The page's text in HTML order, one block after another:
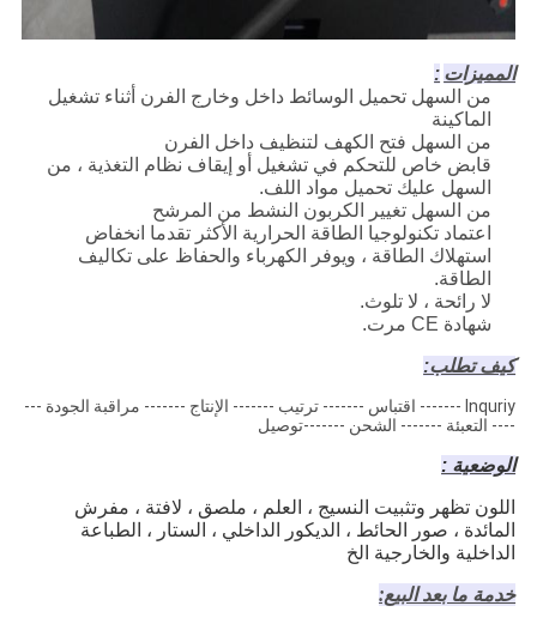
المميزات :
من السهل تحميل الوسائط داخل وخارج الفرن أثناء تشغيل
الماكينة
من السهل فتح الكهف لتنظيف داخل الفرن
قابض خاص للتحكم في تشغيل أو إيقاف نظام التغذية ، من
السهل عليك تحميل مواد اللف.
من السهل تغيير الكربون النشط من المرشح
اعتماد تكنولوجيا الطاقة الحرارية الأكثر تقدما انخفاض
استهلاك الطاقة ، ويوفر الكهرباء والحفاظ على تكاليف
الطاقة.
لا رائحة ، لا تلوث.
شهادة CE مرت.
كيف تطلب:
Inquriy ------- اقتباس ------- ترتيب ------- الإنتاج ------- مراقبة الجودة ---
---- التعبئة ------- الشحن -------توصيل
الوضعية :
اللون تظهر وتثبيت النسيج ، العلم ، ملصق ، لافتة ، مفرش
المائدة ، صور الحائط ، الديكور الداخلي ، الستار ، الطباعة
الداخلية والخارجية الخ
خدمة ما بعد البيع: